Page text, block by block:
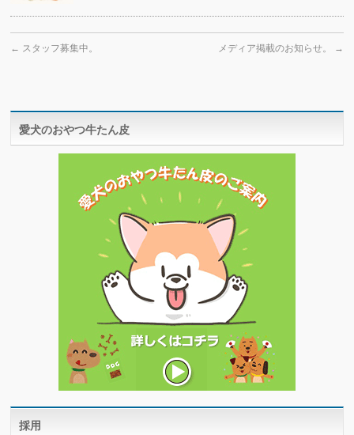
← スタッフ募集中。 メディア掲載のお知らせ。 →
愛犬のおやつ牛たん皮
採用